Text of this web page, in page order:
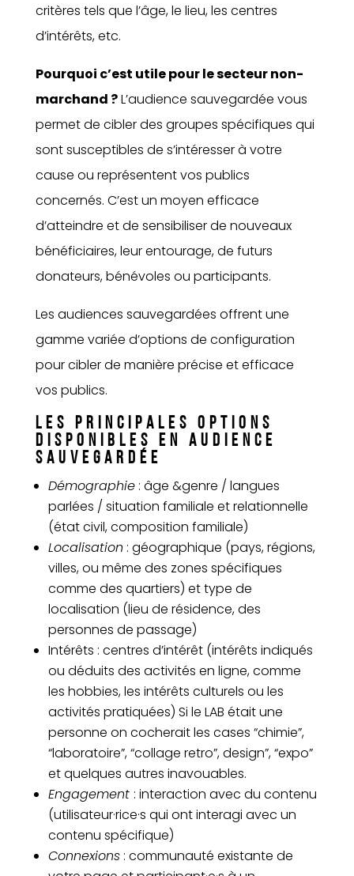
critères tels que l’âge, le lieu, les centres
d’intérêts, etc.
Pourquoi c’est utile pour le secteur non-
marchand ?L’audience sauvegardée vous
permet de cibler des groupes spécifiques qui
sont susceptibles de s’intéresser à votre
cause ou représentent vos publics
concernés. C’est un moyen efficace
d’atteindre et de sensibiliser de nouveaux
bénéficiaires, leur entourage, de futurs
donateurs, bénévoles ou participants.
Les audiences sauvegardées offrent une
gamme variée d’options de configuration
pour cibler de manière précise et efficace
vos publics.
LES PRINCIPALES OPTIONS
DISPONIBLES EN AUDIENCE
SAUVEGARDÉE
Démographie: âge &genre / langues
parlées / situation familiale et relationnelle
(état civil, composition familiale)
Localisation : géographique (pays, régions,
villes, ou même des zones spécifiques
comme des quartiers) et type de
localisation (lieu de résidence, des
personnes de passage)
Intérêts : centres d’intérêt (intérêts indiqués
ou déduits des activités en ligne, comme
les hobbies, les intérêts culturels ou les
activités pratiquées) Si le LAB était une
personne on cocherait les cases “chimie”,
“laboratoire”, “collage retro”, design”, “expo”
et quelques autres inavouables.
Engagement : interaction avec du contenu
(utilisateur·rice·s qui ont interagi avec un
contenu spécifique)
Connexions: communauté existante de